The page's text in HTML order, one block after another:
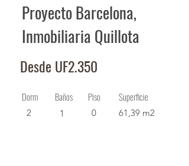
Proyecto Barcelona,
Inmobiliaria Quillota
Desde UF2.350
Dorm
2
Baños
1
Piso
0
Superficie
61,39 m2